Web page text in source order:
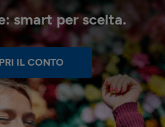
smart per scelta.
IL CONTO